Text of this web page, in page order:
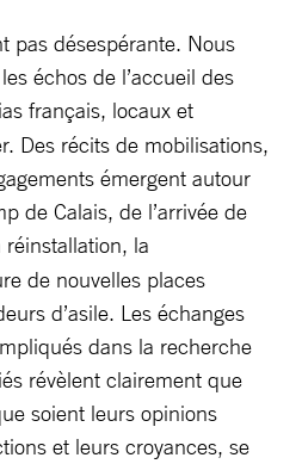
pas désespérante. Nous
échos de l’accueil des
français, locaux et
Des récits de mobilisations,
émergent autour
de Calais, de l’arrivée de
réinstallation, la
de nouvelles places
d’asile. Les échanges
dans la recherche
révèlent clairement que
soient leurs opinions
et leurs croyances, se